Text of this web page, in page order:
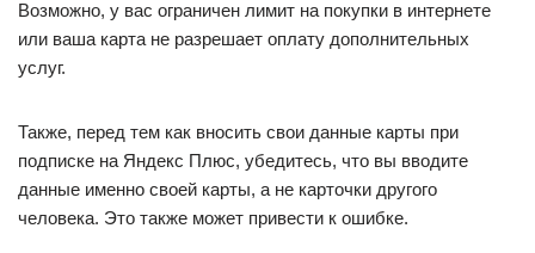
Возможно, у вас ограничен лимит на покупки в интернете
или ваша карта не разрешает оплату дополнительных
услуг.
Также, перед тем как вносить свои данные карты при
подписке на Яндекс Плюс, убедитесь, что вы вводите
данные именно своей карты, а не карточки другого
человека. Это также может привести к ошибке.